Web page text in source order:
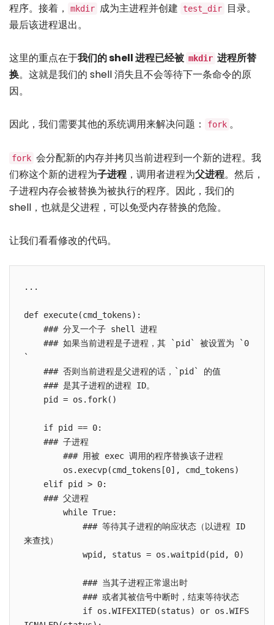
程序。接着， mkdir 成为主进程并创建 test_dir
目录。
最后该进程退出。
这里的重点在于我们的 shell 进程已经被 mkdir 进程所替
换。这就是我们的 shell 消失且不会等待下一条命令的原
因。
因此，我们需要其他的系统调用来解决问题： fork 。
fork 会分配新的内存并拷贝当前进程到一个新的进程。我
们称这个新的进程为子进程 ，调用者进程为父进程。然后，
子进程内存会被替换为被执行的程序。因此，我们的
shell，也就是父进程，可以免受内存替换的危险。
让我们看看修改的代码。
...
def execute(cmd_tokens):
    ### 分叉一个子 shell 进程
    ### 如果当前进程是子进程，其 `pid` 被设置为 `0
`
    ### 否则当前进程是父进程的话，`pid` 的值
    ### 是其子进程的进程 ID。
    pid = os.fork()
    if pid == 0:
    ### 子进程
        ### 用被 exec 调用的程序替换该子进程
        os.execvp(cmd_tokens[0], cmd_tokens)
    elif pid > 0:
    ### 父进程
        while True:
            ### 等待其子进程的响应状态（以进程 ID
来查找）
            wpid, status = os.waitpid(pid, 0)
            ### 当其子进程正常退出时
            ### 或者其被信号中断时，结束等待状态
            if os.WIFEXITED(status) or os.WIFS